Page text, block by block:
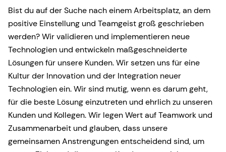
Bist du auf der Suche nach einem Arbeitsplatz, an dem
positive Einstellung und Teamgeist groß geschrieben
werden? Wir validieren und implementieren neue
Technologien und entwickeln maßgeschneiderte
Lösungen für unsere Kunden. Wir setzen uns für eine
Kultur der Innovation und der Integration neuer
Technologien ein. Wir sind mutig, wenn es darum geht,
für die beste Lösung einzutreten und ehrlich zu unseren
Kunden und Kollegen. Wir legen Wert auf Teamwork und
Zusammenarbeit und glauben, dass unsere
gemeinsamen Anstrengungen entscheidend sind, um